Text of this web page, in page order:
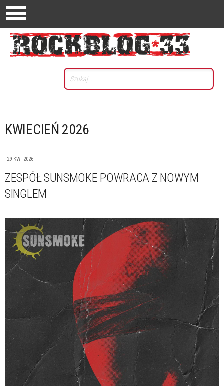
KWIECIEŃ 2026
29 KWI 2026
ZESPÓŁ SUNSMOKE POWRACA Z NOWYM
SINGLEM